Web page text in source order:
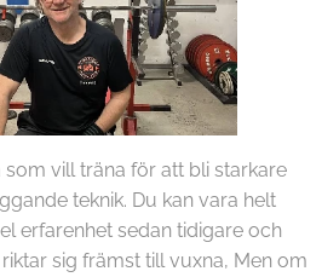
som vill träna för att bli starkare
teknik. Du kan vara helt
erfarenhet sedan tidigare och
sig främst till vuxna, Men om